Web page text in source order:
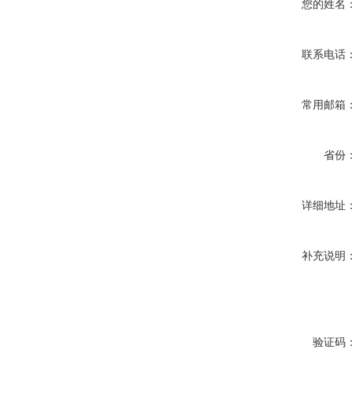
您的姓名
联系电话
常用邮箱
省份
详细地址
补充说明
验证码